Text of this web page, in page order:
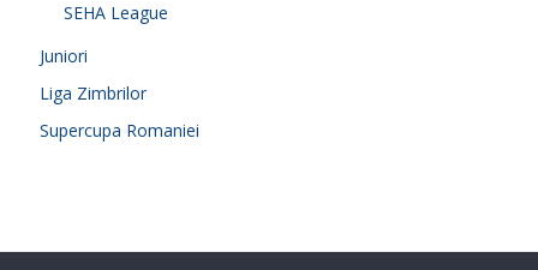
SEHA League
Juniori
Liga Zimbrilor
Supercupa Romaniei